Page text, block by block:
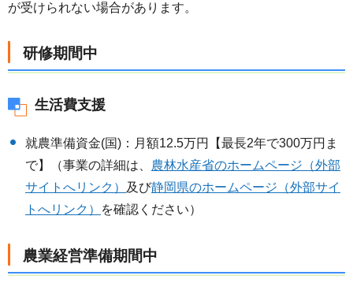
が受けられない場合があります。
研修期間中
生活費支援
就農準備資金(国)：月額12.5万円【最長2年で300万円ま
で】（事業の詳細は、 農林水産省のホームページ（外部
サイトへリンク）
及び静岡県のホームページ（外部サイ
トへリンク）
を確認ください）
農業経営準備期間中